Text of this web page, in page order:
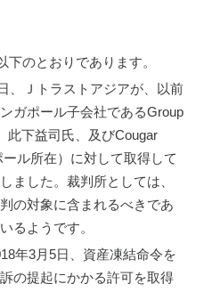
のとおりであります。
、Ｊトラストアジアが、以前
ガポール子会社であるGroup
此下益司氏、及びCougar
ル所在）に対して取得して
ました。裁判所としては、
の対象に含まれるべきであ
るようです。
年3月5日、資産凍結命令を
の提起にかかる許可を取得